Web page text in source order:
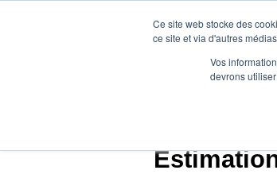
Ce site web stocke des
ce site et via d'autres
Vos
devrons